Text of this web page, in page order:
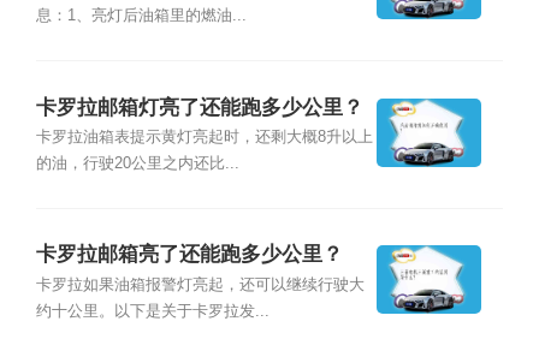
息：1、亮灯后油箱里的燃油...
卡罗拉邮箱灯亮了还能跑多少公里？
卡罗拉油箱表提示黄灯亮起时，还剩大概8升以上
的油，行驶20公里之内还比...
卡罗拉邮箱亮了还能跑多少公里？
卡罗拉如果油箱报警灯亮起，还可以继续行驶大
约十公里。以下是关于卡罗拉发...